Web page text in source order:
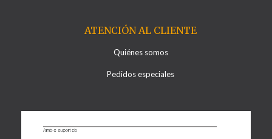
ATENCIÓN AL CLIENTE
Quiénes somos
Pedidos especiales